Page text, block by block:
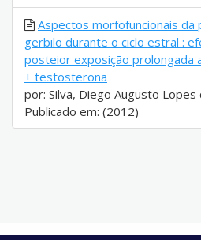
Aspectos morfofuncionais da
gerbilo durante o ciclo estral :
posteior exposição prolongada
+ testosterona
por: Silva, Diego Augusto Lopes
Publicado em: (2012)